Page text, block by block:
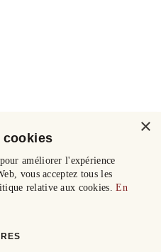
×
cookies
améliorer l'expérience
vous acceptez tous les
relative aux cookies.En